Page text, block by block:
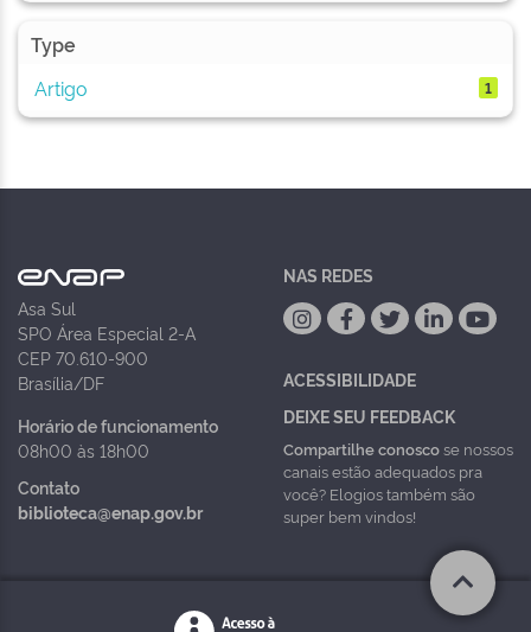
Type
Artigo
1
Asa Sul
SPO Área Especial 2-A
CEP 70.610-900
Brasília/DF
Horário de funcionamento
08h00 às 18h00
Contato
biblioteca@enap.gov.br
NAS REDES
ACESSIBILIDADE
DEIXE SEU FEEDBACK
Compartilhe conoscose nossos
canais estão adequados pra
você? Elogios também são
super bem vindos!